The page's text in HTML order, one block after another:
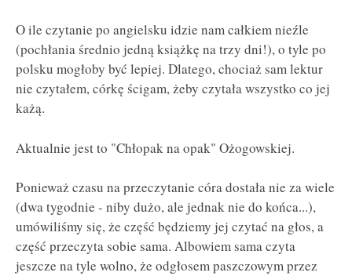
O ile czytanie po angielsku idzie nam całkiem nieźle
(pochłania średnio jedną książkę na trzy dni!), o tyle po
polsku mogłoby być lepiej. Dlatego, chociaż sam lektur
nie czytałem, córkę ścigam, żeby czytała wszystko co jej
każą.
Aktualnie jest to "Chłopak na opak" Ożogowskiej.
Ponieważ czasu na przeczytanie córa dostała nie za wiele
(dwa tygodnie - niby dużo, ale jednak nie do końca...),
umówiliśmy się, że część będziemy jej czytać na głos, a
część przeczyta sobie sama. Albowiem sama czyta
jeszcze na tyle wolno, że odgłosem paszczowym przez